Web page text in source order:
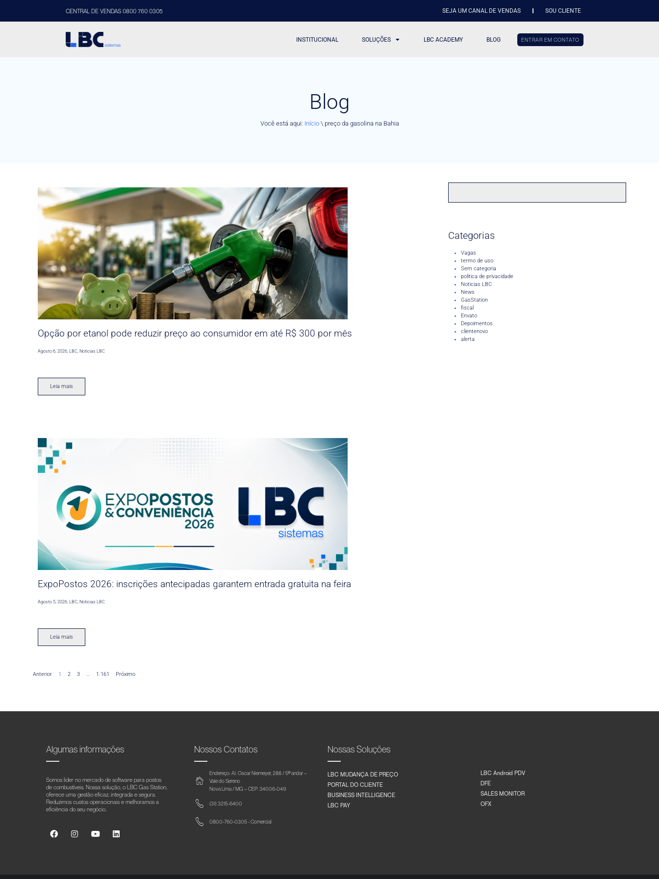
CENTRAL DE VENDAS 0800 760 0305 SEJA UM CANAL DE VENDAS SOU CLIENTE
INSTITUCIONAL SOLUÇÕES LBC ACADEMY BLOG ENTRAR EM CONTATO
Blog
Você está aqui: Início\ preço da gasolina na Bahia
Opção por etanol pode reduzir preço ao consumidor em até R$ 300 por mês
Agosto 6, 2026,LBC,Noticias LBC
Leia mais
ExpoPostos 2026: inscrições antecipadas garantem entrada gratuita na feira
Agosto 5, 2026 ,LBC Noticias LBC
Leia mais
Anterior 1 2 3 … 1.161 Próximo
Categorias
Vagas
termo de uso
Sem categoria
politica de privacidade
Noticias LBC
News
GasStation
fiscal
Envato
Depoimentos
clientenovo
alerta
Algumas informações
Somos líder no mercado de software para postos
de combustíveis. Nossa solução, o LBC Gas Station,
oferece uma gestão eficaz, integrada e segura.
Reduzimos custos operacionais e melhoramos a
eficiência do seu negócio.
Nossos Contatos
Endereço: Al. Oscar Niemeyer, 288 / 5º andar –
Vale do Sereno
Nova Lima / MG – CEP: 34006-049
(31) 3215-6400
0800-760-0305 - Comercial
Nossas Soluções
LBC MUDANÇA DE PREÇO
PORTAL DO CLIENTE
BUSINESS INTELLIGENCE
LBC PAY
LBC Android PDV
DFE
SALES MONITOR
OFX